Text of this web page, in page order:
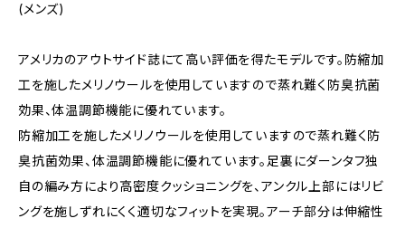
(メンズ)
アメリカのアウトサイド誌にて高い評価を得たモデルです。防縮加
工を施したメリノウールを使用していますので蒸れ難く防臭抗菌
効果、体温調節機能に優れています。
防縮加工を施したメリノウールを使用していますので蒸れ難く防
臭抗菌効果、体温調節機能に優れています。足裏にダーンタフ独
自の編み方により高密度クッショニングを、アンクル上部にはリビ
ングを施しずれにくく適切なフィットを実現。アーチ部分は伸縮性